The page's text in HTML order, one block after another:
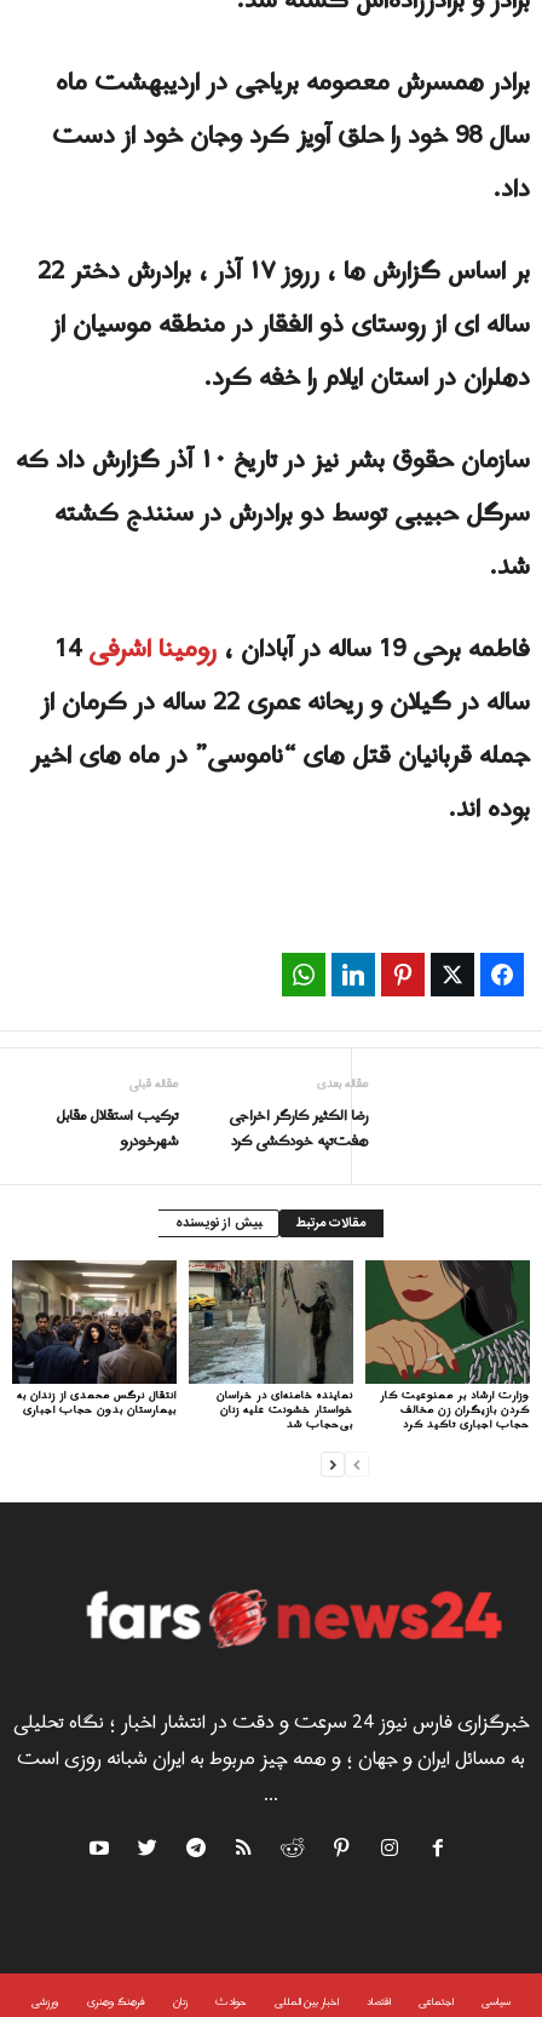
برادر همسرش معصومه بریاجی در اردیبهشت ماه
سال 98 خود را حلق آویز كرد وجان خود از دست
داد.
بر اساس گزارش ها ، رروز ۱۷ آذر ، برادرش دختر 22
ساله ای از روستای ذو الفقار در منطقه موسیان از
دهلران در استان ایلام را خفه کرد.
سازمان حقوق بشر نیز در تاریخ ۱۰ آذر گزارش داد که
سرگل حبیبی توسط دو برادرش در سنندج کشته
شد.
فاطمه برحی 19 ساله در آبادان ،
رومینا اشرفی14
ساله در گیلان و ریحانه عمری 22 ساله در کرمان از
جمله قربانیان قتل های “ناموسی” در ماه های اخیر
بوده اند.
Facebook
Twitter
Pinterest
LinkedIn
مقاله قبلی
ترکیب استقلال مقابل
شهرخودرو
مقاله بعدی
رضا الکثیر کارگر اخراجی
هفت‌تپه خودکشی کرد
مقالات مرتبط بیش از نویسنده
انتقال نرگس محمدی از زندان به
بیمارستان بدون حجاب اجباری
نماینده خامنه‌ای در خراسان
خواستار خشونت علیه زنان
بی‌حجاب شد
وزارت ارشاد بر ممنوعیت کار
کردن بازیگران زن مخالف
حجاب اجباری تاکید کرد
خبرگزاری فارس نیوز 24 سرعت و دقت در انتشار اخبار ؛ نگاه تحلیلی
به مسائل ایران و جهان ؛ و همه چیز مربوط به ایران شبانه روزی است
...
سياسى اجتماعی اقتصاد اخبار بین المللی حوادث زنان فرهنگ وهنری ورزشی